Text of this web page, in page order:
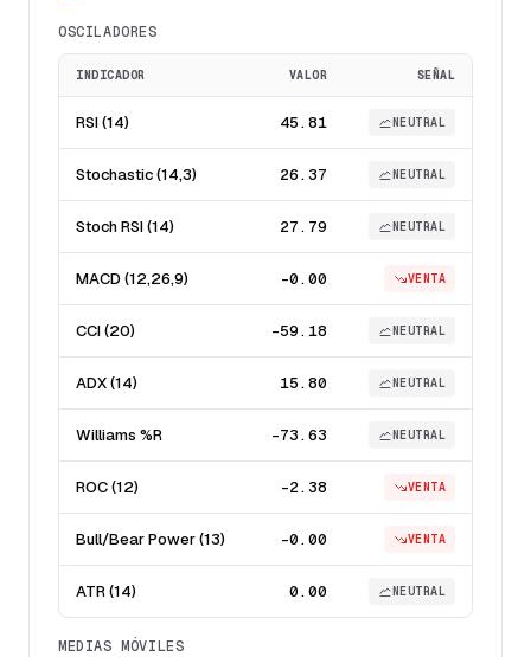
OSCILADORES
INDICADOR VALOR SEÑAL
RSI (14) 45.81 NEUTRAL
Stochastic (14,3) 26.37 NEUTRAL
Stoch RSI (14) 27.79 NEUTRAL
MACD (12,26,9) -0.00 VENTA
CCI (20) -59.18 NEUTRAL
ADX (14) 15.80 NEUTRAL
Williams %R -73.63 NEUTRAL
ROC (12) -2.38 VENTA
Bull/Bear Power (13) -0.00 VENTA
ATR (14) 0.00 NEUTRAL
MEDIAS MÓVILES